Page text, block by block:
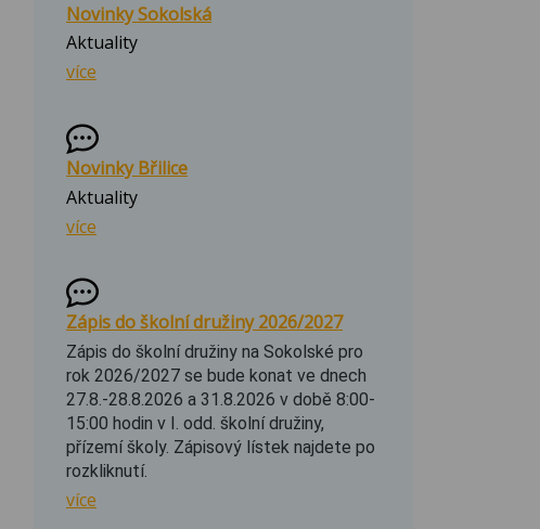
Novinky Sokolská
Aktuality
více
Novinky Břilice
Aktuality
více
Zápis do školní družiny 2026/2027
Zápis do školní družiny na Sokolské pro
rok 2026/2027 se bude konat ve dnech
27.8.-28.8.2026 a 31.8.2026 v době 8:00-
15:00 hodin v I. odd. školní družiny,
přízemí školy. Zápisový lístek najdete po
rozkliknutí.
více